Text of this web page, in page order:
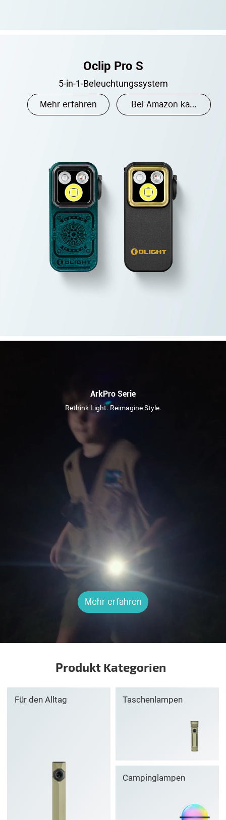
Oclip Pro S
5-in-1-Beleuchtungssystem
Mehr erfahren Bei Amazon kaufen
ArkPro Serie
Rethink Light. Reimagine Style.
Mehr erfahren
Produkt Kategorien
Für den Alltag Taschenlampen
Campinglampen